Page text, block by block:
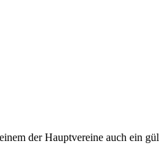
der Hauptvereine auch ein